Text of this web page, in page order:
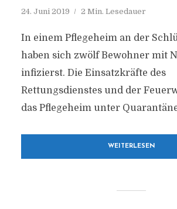
24. Juni 2019 2 Min. Lesedauer
In einem Pflegeheim an der
haben sich zwölf Bewohner mit
infizierst. Die Einsatzkräfte des
Rettungsdienstes und der
das Pflegeheim unter
WEITERLESEN